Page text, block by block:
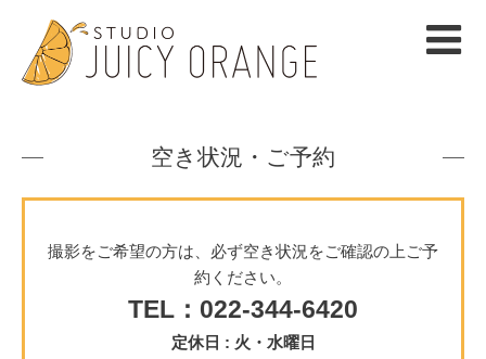
空き状況・ご予約
撮影をご希望の方は、必ず空き状況をご確認の上ご予
約ください。
TEL：022-344-6420
定休日 : 火・水曜日